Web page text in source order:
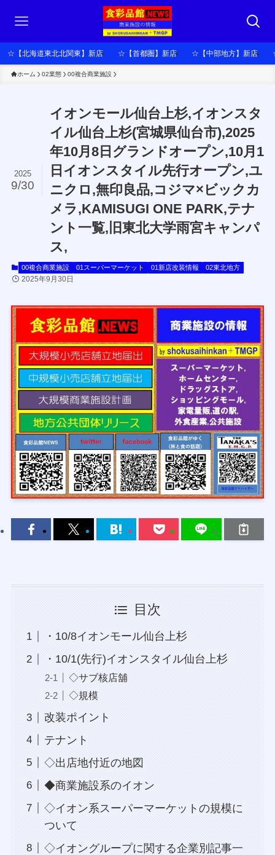
☆【北海道東北北関東】新店 ☆【首都圏】新店 ☆【中部地方】新店
ホーム 02業態 00複合商業施設
イオンモール仙台上杉,イオンスタ
イル仙台上杉(宮城県仙台市),2025
年10月8日グランドオープン,10月1
日イオンスタイル先行オープン,ユ
ニクロ,無印良品,コジマ×ビックカ
メラ,KAMISUGI ONE PARK,テナ
ント一覧,旧東北大学雨宮キャンパ
ス,
2025
9/30
00複合商業施設 01スーパーマーケット 01新店改装情報 02東北地方
2025年9月30日
目次
・10/8イオンモール仙台上杉
・10/1(先行)イオンスタイル仙台上杉
◇サブ核店舖
◇規模
改装ポイント
テナント
◇出店地付近の地図
◆商業施設系のイオン
◇イオン系スーパーマーケットの規模に
ついて
◇イオングループに関する企業別記事一